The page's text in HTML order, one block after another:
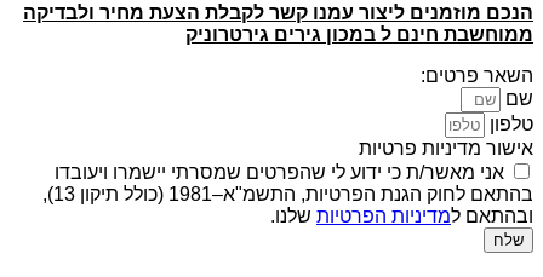
הנכם מוזמנים ליצור עמנו קשר לקבלת הצעת מחיר ולבדיקה
ממוחשבת חינם ל במכון גירים גירטרוניק
השאר פרטים:
שם
טלפון
אישור מדיניות פרטיות
אני מאשר/ת כי ידוע לי שהפרטים שמסרתי יישמרו ויעובדו
בהתאם לחוק הגנת הפרטיות, התשמ"א–1981 (כולל תיקון 13),
ובהתאם למדיניות הפרטיות שלנו.
שלח